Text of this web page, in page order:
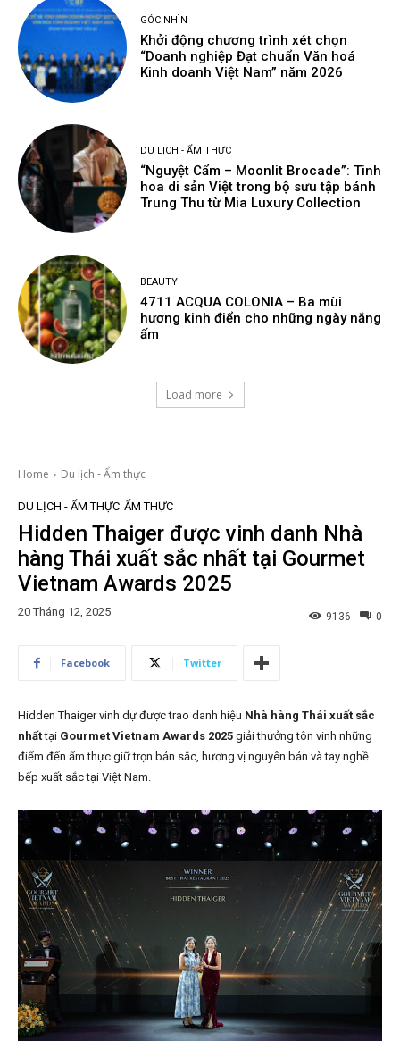
GÓC NHÌN
Khởi động chương trình xét chọn
“Doanh nghiệp Đạt chuẩn Văn hoá
Kinh doanh Việt Nam” năm 2026
DU LỊCH - ẨM THỰC
“Nguyệt Cẩm – Moonlit Brocade”: Tinh
hoa di sản Việt trong bộ sưu tập bánh
Trung Thu từ Mia Luxury Collection
BEAUTY
4711 ACQUA COLONIA – Ba mùi
hương kinh điển cho những ngày nắng
ấm
Load more